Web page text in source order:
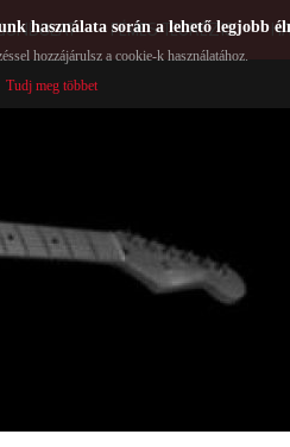
FÉMES TEORÉZIS
használata során a lehető legjobb
hozzájárulsz a cookie-k használatához.
Tudj meg többet